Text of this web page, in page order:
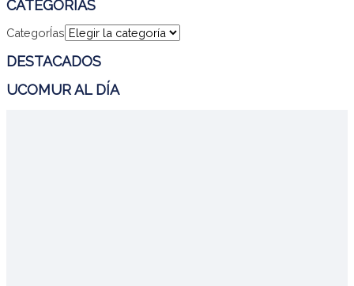
CATEGORÍAS
CategorÍas
DESTACADOS
UCOMUR AL DÍA